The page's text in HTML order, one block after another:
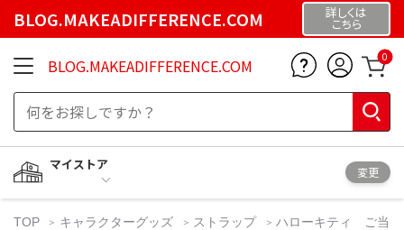
BLOG.MAKEADIFFERENCE.COM 詳しくは
こちら
BLOG.MAKEADIFFERENCE.COM 0
マイストア
変更
TOP キャラクターグッズ ストラップ
ハローキティ ご当